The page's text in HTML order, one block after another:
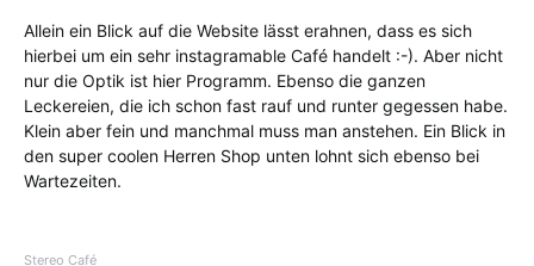
Allein ein Blick auf die Website lässt erahnen, dass es sich
hierbei um ein sehr instagramable Café handelt :-). Aber nicht
nur die Optik ist hier Programm. Ebenso die ganzen
Leckereien, die ich schon fast rauf und runter gegessen habe.
Klein aber fein und manchmal muss man anstehen. Ein Blick in
den super coolen Herren Shop unten lohnt sich ebenso bei
Wartezeiten.
Stereo Café